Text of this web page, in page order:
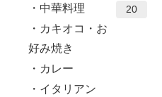
中華料理 20
カキオコ・お
好み焼き
カレー
イタリアン